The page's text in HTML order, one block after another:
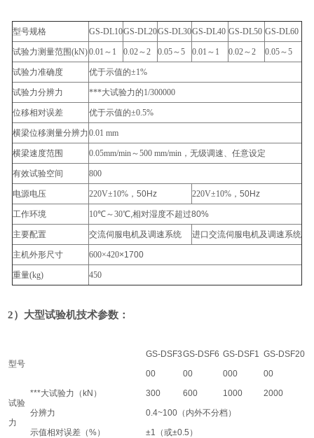
型号规格 GS-DL10GS-DL20GS-DL30GS-DL40 GS-DL50 GS-DL60
试验力测量范围(kN)0.01 ～1 0.02～2 0.05～5 0.01 ～1 0.02～2 0.05～5
试验力准确度 优于示值的±1%
试验力分辨力 ***大试验力的1/300000
位移相对误差 优于示值的±0.5%
横梁位移测量分辨力0.01 mm
横梁速度范围 0.05mm/min～500 mm/min ，无级调速、任意设定
有效试验空间 800
电源电压 220V±10% ，50Hz 220V±10% ，50Hz
工作环境 10℃～30℃,相对湿度不超过80%
主要配置 交流伺服电机及调速系统 进口交流伺服电机及调速系统
主机外形尺寸 600×420×1700
重量(kg) 450
2）大型试验机技术参数：
型号
GS-DSF3
00
GS-DSF6
00
GS-DSF1
000
GS-DSF20
00
试验
力
***大试验力（kN） 300 600 1000
2000
分辨力
0.4~100（内外不分档）
示值相对误差（%）
±1（或±0.5）